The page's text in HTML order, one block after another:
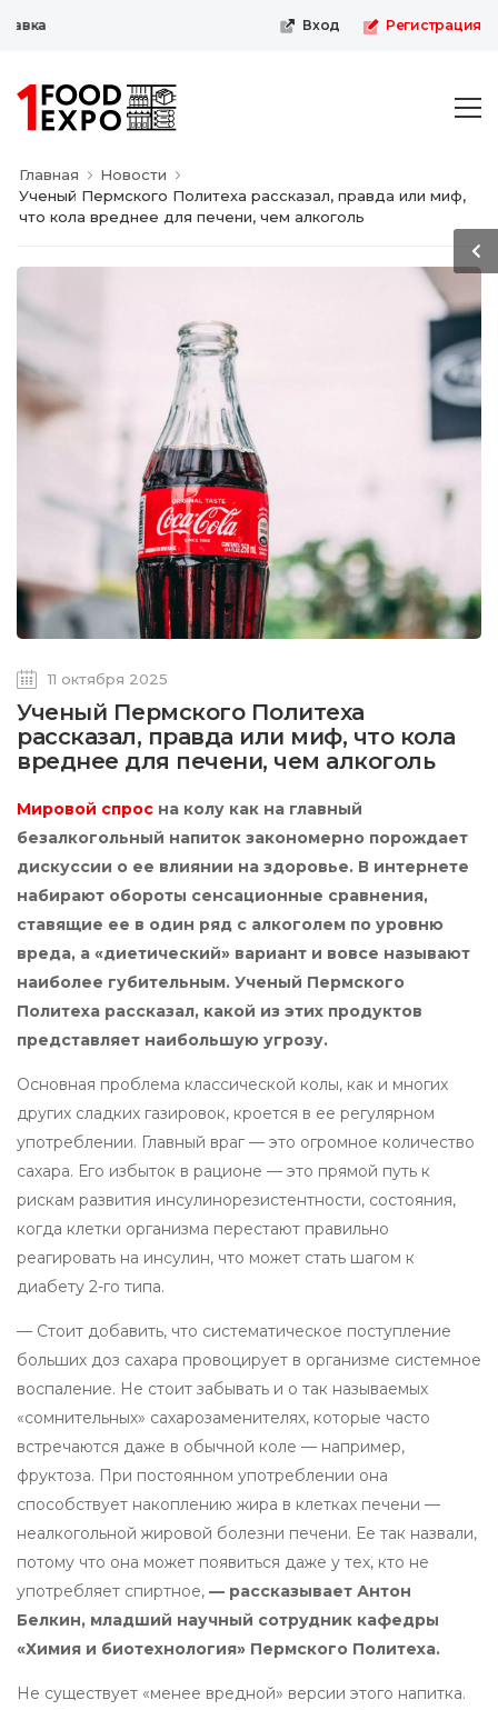
Вход Регистрация
Главная
Новости
Ученый Пермского Политеха рассказал, правда или миф,
что кола вреднее для печени, чем алкоголь
11 октября 2025
Ученый Пермского Политеха
рассказал, правда или миф, что кола
вреднее для печени, чем алкоголь
Мировой спрос на колу как на главный
безалкогольный напиток закономерно порождает
дискуссии о ее влиянии на здоровье. В интернете
набирают обороты сенсационные сравнения,
ставящие ее в один ряд с алкоголем по уровню
вреда, а «диетический» вариант и вовсе называют
наиболее губительным. Ученый Пермского
Политеха рассказал, какой из этих продуктов
представляет наибольшую угрозу.
Основная проблема классической колы, как и многих
других сладких газировок, кроется в ее регулярном
употреблении. Главный враг — это огромное количество
сахара. Его избыток в рационе — это прямой путь к
рискам развития инсулинорезистентности, состояния,
когда клетки организма перестают правильно
реагировать на инсулин, что может стать шагом к
диабету 2-го типа.
— Стоит добавить, что систематическое поступление
больших доз сахара провоцирует в организме системное
воспаление. Не стоит забывать и о так называемых
«сомнительных» сахарозаменителях, которые часто
встречаются даже в обычной коле — например,
фруктоза. При постоянном употреблении она
способствует накоплению жира в клетках печени —
неалкогольной жировой болезни печени. Ее так назвали,
потому что она может появиться даже у тех, кто не
употребляет спиртное, — рассказывает Антон
Белкин, младший научный сотрудник кафедры
«Химия и биотехнология» Пермского Политеха.
Не существует «менее вредной» версии этого напитка.